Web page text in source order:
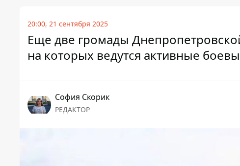
20:00, 21 сентября 2025
Еще две громады
на которых ведутся активные
София Скорик
РЕДАКТОР